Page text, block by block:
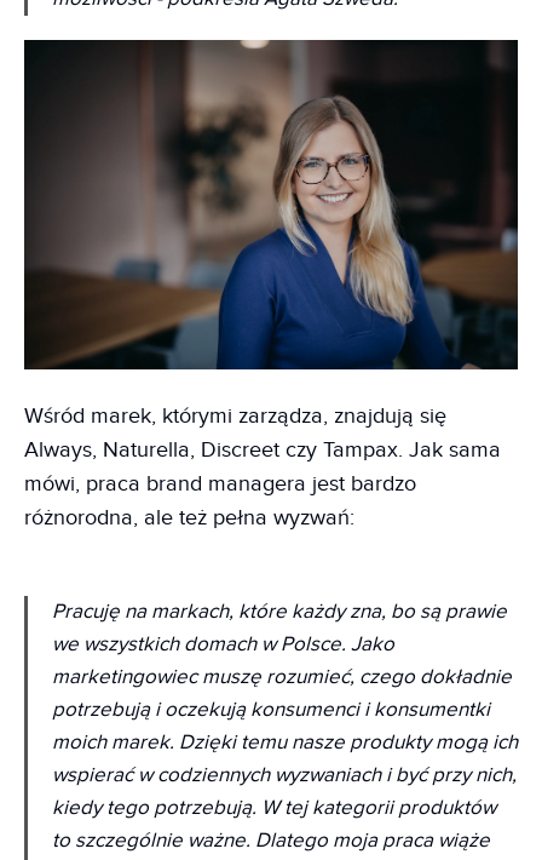
Wśród marek, którymi zarządza, znajdują się
Always, Naturella, Discreet czy Tampax. Jak sama
mówi, praca brand managera jest bardzo
różnorodna, ale też pełna wyzwań:
Pracuję na markach, które każdy zna, bo są prawie
we wszystkich domach w Polsce. Jako
marketingowiec muszę rozumieć, czego dokładnie
potrzebują i oczekują konsumenci i konsumentki
moich marek. Dzięki temu nasze produkty mogą ich
wspierać w codziennych wyzwaniach i być przy nich,
kiedy tego potrzebują. W tej kategorii produktów
to szczególnie ważne. Dlatego moja praca wiąże